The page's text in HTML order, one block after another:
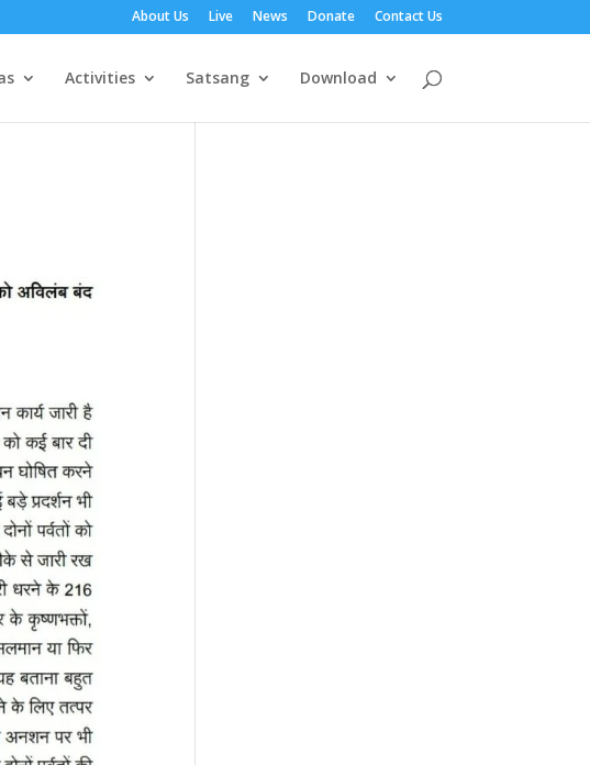
About Us Live News Donate Contact Us
Activities Satsang Download